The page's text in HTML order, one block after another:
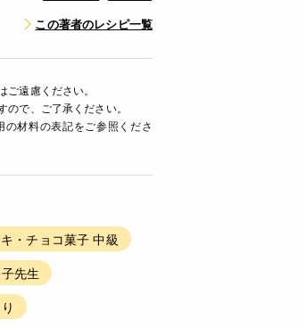
この著者のレシピ一覧
遠慮ください。
で、ご了承ください。
材料の表記をご参照くださ
・チョコ菓子 中級
先生